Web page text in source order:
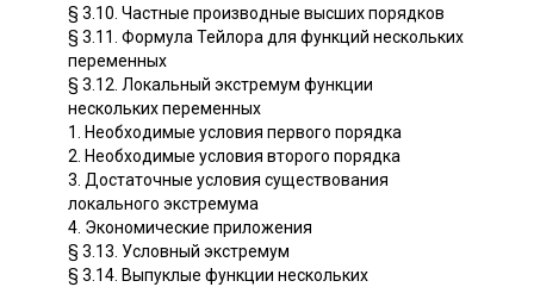
§ 3.10. Частные производные высших порядков
§ 3.11. Формула Тейлора для функций нескольких
переменных
§ 3.12. Локальный экстремум функции
нескольких переменных
1. Необходимые условия первого порядка
2. Необходимые условия второго порядка
3. Достаточные условия существования
локального экстремума
4. Экономические приложения
§ 3.13. Условный экстремум
§ 3.14. Выпуклые функции нескольких